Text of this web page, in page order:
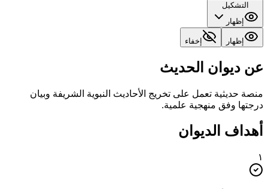
التشكيل
إظهار
إظهار إخفاء
عن ديوان الحديث
منصة حديثية تعمل على تخريج الأحاديث النبوية الشريفة وبيان
درجتها وفق منهجية علمية.
أهداف الديوان
١